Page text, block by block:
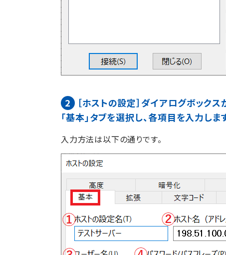
2
［ホストの設定］ダイアログボック
「基本」タブを選択し、各項目を入力しま
入力方法は以下の通りです。